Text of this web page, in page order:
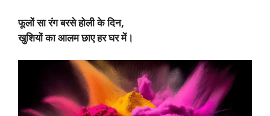
फूलों सा रंग बरसे होली के दिन,
खुशियों का आलम छाए हर घर में।